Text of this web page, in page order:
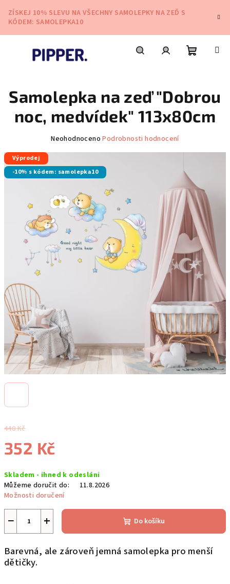
obsah
ZÍSKEJ 10% SLEVU NA VŠECHNY SAMOLEPKY NA ZEĎ S
KÓDEM: SAMOLEPKA10
košík
440 Kč
352 Kč
cena:
Skladem - ihned k odesláni
Můžeme doručit do:
11.8.2026
Možnosti doručení
+
− Do košíku
Barevná, ale zároveň jemná samolepka pro menší
dětičky.
Samolepka na zeď "Dobrou
noc, medvídek" 113x80cm
Průměrné
je
0,0
5
hvězdiček.
Neohodnoceno Podrobnosti hodnocení
Výprodej
-10% s kódem: samolepka10